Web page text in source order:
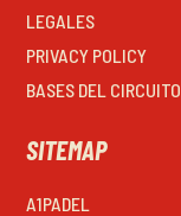
LEGALES
PRIVACY POLICY
BASES DEL CIRCUITO
SITEMAP
A1PADEL